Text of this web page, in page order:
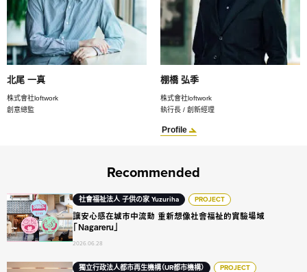
北尾 一真
株式會社loftwork
創意總監
棚橋 弘季
株式會社loftwork
執行長 / 創新經理
Profile
Recommended
社會福祉法人 子供の家 Yuzuriha PROJECT
讓安心感在城市中流動 重新想像社會福祉的實驗場域
「Nagareru」
2026.06.28
讓安心感在城市中流動 重新想像社會福祉的實驗場域「
獨立行政法人都市再生機構（UR都市機構） PROJECT